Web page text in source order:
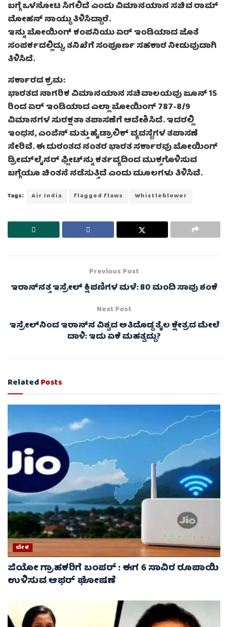
ಬಗ್ಗೆ ಒಳನೋಟ ಸಿಗಲಿದೆ ಎಂದು ವಿಮಾನಯಾನ ಸಚಿವ ರಾಮ್
ಮೋಹನ್ ನಾಯ್ಡು ತಿಳಿಸಿದ್ದಾರೆ.
ಇನ್ನು ಬೋಯಿಂಗ್ ಕಂಪನಿಯು ಏರ್ ಇಂಡಿಯಾದ ಜೊತೆ
ಸಂಪರ್ಕದಲ್ಲಿದ್ದು, ತನಿಖೆಗೆ ಸಂಪೂರ್ಣ ಸಹಕಾರ ನೀಡುವುದಾಗಿ
ತಿಳಿಸಿದೆ.
ಸರ್ಕಾರದ ಕ್ರಮ:
ಭಾರತದ ನಾಗರಿಕ ವಿಮಾನಯಾನ ಸಚಿವಾಲಯವು ಜೂನ್ 15
ರಿಂದ ಏರ್ ಇಂಡಿಯಾದ ಎಲ್ಲಾ ಬೋಯಿಂಗ್ 787-8/9
ವಿಮಾನಗಳ ಸುರಕ್ಷತಾ ತಪಾಸಣೆಗೆ ಆದೇಶಿಸಿದೆ. ಇದರಲ್ಲಿ
ಇಂಧನ, ಎಂಜಿನ್ ಮತ್ತು ಹೈಡ್ರಾಲಿಕ್ ವ್ಯವಸ್ಥೆಗಳ ತಪಾಸಣೆ
ಸೇರಿವೆ. ಈ ದುರಂತದ ನಂತರ ಭಾರತ ಸರ್ಕಾರವು ಬೋಯಿಂಗ್
ಡ್ರೀಮ್‌ಲೈನರ್ ಫ್ಲೀಟ್‌ನ್ನು ಕರ್ತವ್ಯದಿಂದ ಮುಕ್ತಗೊಳಿಸುವ
ಬಗ್ಗೆಯೂ ಚಿಂತನೆ ನಡೆಸುತ್ತಿದೆ ಎಂದು ಮೂಲಗಳು ತಿಳಿಸಿವೆ.
Tags: Air India flagged flaws Whistleblower
Previous Post
ಇರಾನ್‌ನತ್ತ ಇಸ್ರೇಲ್ ಕ್ಷಿಪಣಿಗಳ ಮಳೆ: 80 ಮಂದಿ ಸಾವು ಶಂಕೆ
Next Post
ಇಸ್ರೇಲ್‌ನಿಂದ ಇರಾನ್‌ನ ವಿಶ್ವದ ಅತಿದೊಡ್ಡ ತೈಲ ಕ್ಷೇತ್ರದ ಮೇಲೆ
ದಾಳಿ: ಇದು ಏಕೆ ಮಹತ್ವದ್ದು?
RelatedPosts
ದೇಶ
ಜಿಯೋ ಗ್ರಾಹಕರಿಗೆ ಬಂಪರ್ : ಈಗ 6 ಸಾವಿರ ರೂಪಾಯಿ
ಉಳಿಸುವ ಆಫರ್ ಘೋಷಣೆ